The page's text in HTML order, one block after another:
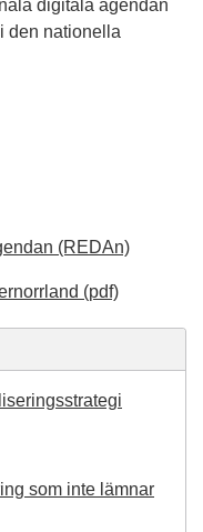
digitala agendan
den nationella
(REDAn)
(pdf)
som inte lämnar